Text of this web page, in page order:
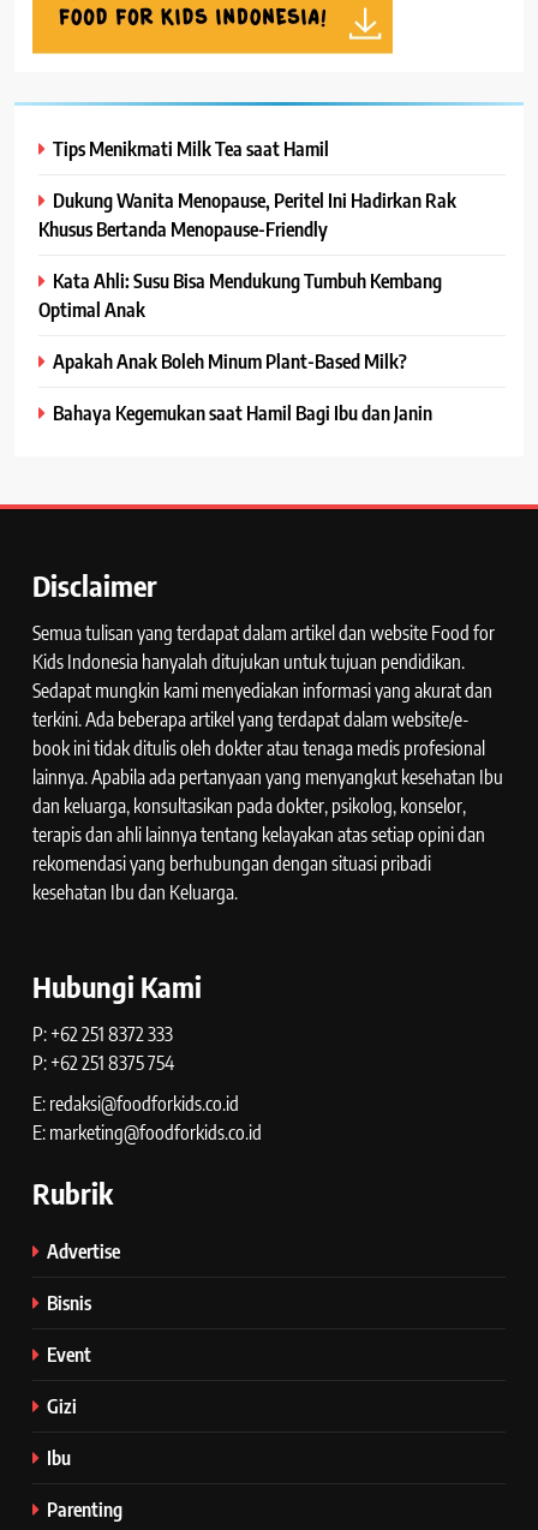
Tips Menikmati Milk Tea saat Hamil
Dukung Wanita Menopause, Peritel Ini Hadirkan Rak
Khusus Bertanda Menopause-Friendly
Kata Ahli: Susu Bisa Mendukung Tumbuh Kembang
Optimal Anak
Apakah Anak Boleh Minum Plant-Based Milk?
Bahaya Kegemukan saat Hamil Bagi Ibu dan Janin
Disclaimer
Semua tulisan yang terdapat dalam artikel dan website Food for
Kids Indonesia hanyalah ditujukan untuk tujuan pendidikan.
Sedapat mungkin kami menyediakan informasi yang akurat dan
terkini. Ada beberapa artikel yang terdapat dalam website/e-
book ini tidak ditulis oleh dokter atau tenaga medis profesional
lainnya. Apabila ada pertanyaan yang menyangkut kesehatan Ibu
dan keluarga, konsultasikan pada dokter, psikolog, konselor,
terapis dan ahli lainnya tentang kelayakan atas setiap opini dan
rekomendasi yang berhubungan dengan situasi pribadi
kesehatan Ibu dan Keluarga.
Hubungi Kami
P: +62 251 8372 333
P: +62 251 8375 754
E: redaksi@foodforkids.co.id
E: marketing@foodforkids.co.id
Rubrik
Advertise
Bisnis
Event
Gizi
Ibu
Parenting